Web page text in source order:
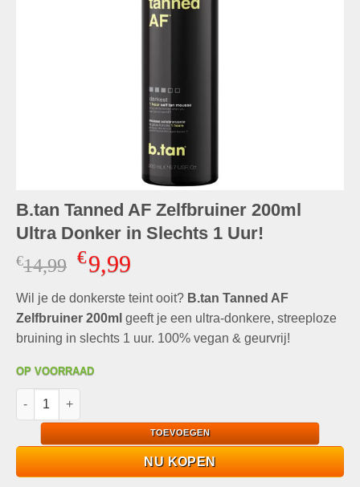
B.tan Tanned AF Zelfbruiner 200ml
Ultra Donker in Slechts 1 Uur!
€14,99 Oorspronkelijke
prijs
was:
€14,99.
€9,99Huidige
is:
€9,99.
Wil je de donkerste teint ooit? B.tan Tanned AF
Zelfbruiner 200ml geeft je een ultra-donkere, streeploze
bruining in slechts 1 uur. 100% vegan & geurvrij!
OP VOORRAAD
B.tan Tanned AF Zelfbruiner 200ml Ultra Donker in Slechts 1
TOEVOEGEN
NU KOPEN